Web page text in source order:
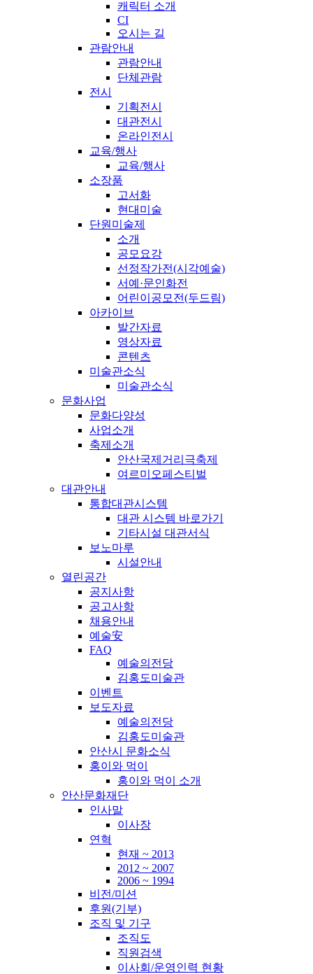
캐릭터 소개
CI
오시는 길
관람안내
관람안내
단체관람
전시
기획전시
대관전시
온라인전시
교육/행사
교육/행사
소장품
고서화
현대미술
단원미술제
소개
공모요강
선정작가전(시각예술)
서예·문인화전
어린이공모전(두드림)
아카이브
발간자료
영상자료
콘텐츠
미술관소식
미술관소식
문화사업
문화다양성
사업소개
축제소개
안산국제거리극축제
여르미오페스티벌
대관안내
통합대관시스템
대관 시스템 바로가기
기타시설 대관서식
보노마루
시설안내
열린공간
공지사항
공고사항
채용안내
예술安
FAQ
예술의전당
김홍도미술관
이벤트
보도자료
예술의전당
김홍도미술관
안산시 문화소식
홍이와 먹이
홍이와 먹이 소개
안산문화재단
인사말
이사장
연혁
현재 ~ 2013
2012 ~ 2007
2006 ~ 1994
비전/미션
후원(기부)
조직 및 기구
조직도
직원검색
이사회/운영인력 현황